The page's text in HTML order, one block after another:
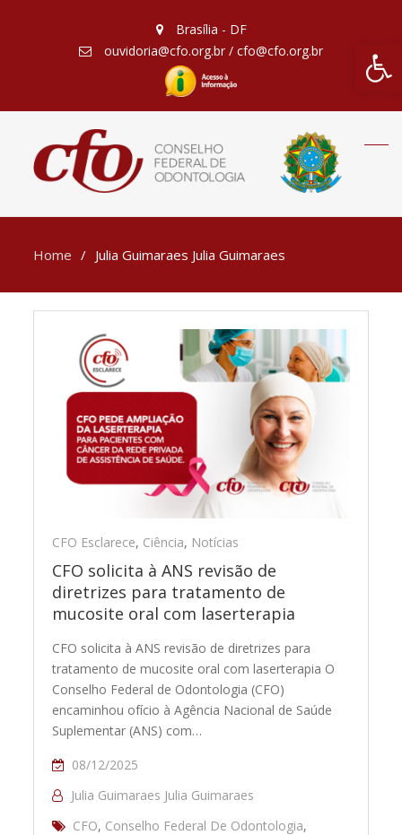
Barra
Brasília - DF
ouvidoria@cfo.org.br / cfo@cfo.org.br
Home Julia Guimaraes Julia Guimaraes
CFO Esclarece, Ciência, Notícias
CFO solicita à ANS revisão de
diretrizes para tratamento de
mucosite oral com laserterapia
CFO solicita à ANS revisão de diretrizes para
tratamento de mucosite oral com laserterapia O
Conselho Federal de Odontologia (CFO)
encaminhou ofício à Agência Nacional de Saúde
Suplementar (ANS) com…
08/12/2025
Julia Guimaraes Julia Guimaraes
CFO, Conselho Federal De Odontologia,